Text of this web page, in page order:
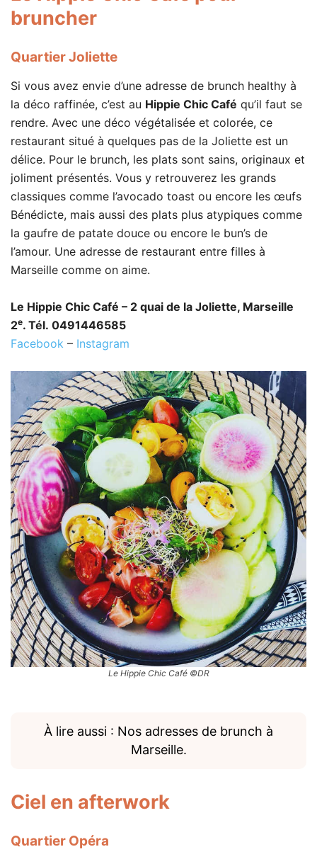
bruncher
Quartier Joliette
Si vous avez envie d’une adresse de brunch healthy à
la déco raffinée, c’est au Hippie Chic Café qu’il faut se
rendre. Avec une déco végétalisée et colorée, ce
restaurant situé à quelques pas de la Joliette est un
délice. Pour le brunch, les plats sont sains, originaux et
joliment présentés. Vous y retrouverez les grands
classiques comme l’avocado toast ou encore les œufs
Bénédicte, mais aussi des plats plus atypiques comme
la gaufre de patate douce ou encore le bun’s de
l’amour. Une adresse de restaurant entre filles à
Marseille comme on aime.
Le Hippie Chic Café – 2 quai de la Joliette, Marseille
2e. Tél. 0491446585
Facebook – Instagram
Le Hippie Chic Café ©DR
À lire aussi : Nos adresses de brunch à
Marseille.
Ciel en afterwork
Quartier Opéra